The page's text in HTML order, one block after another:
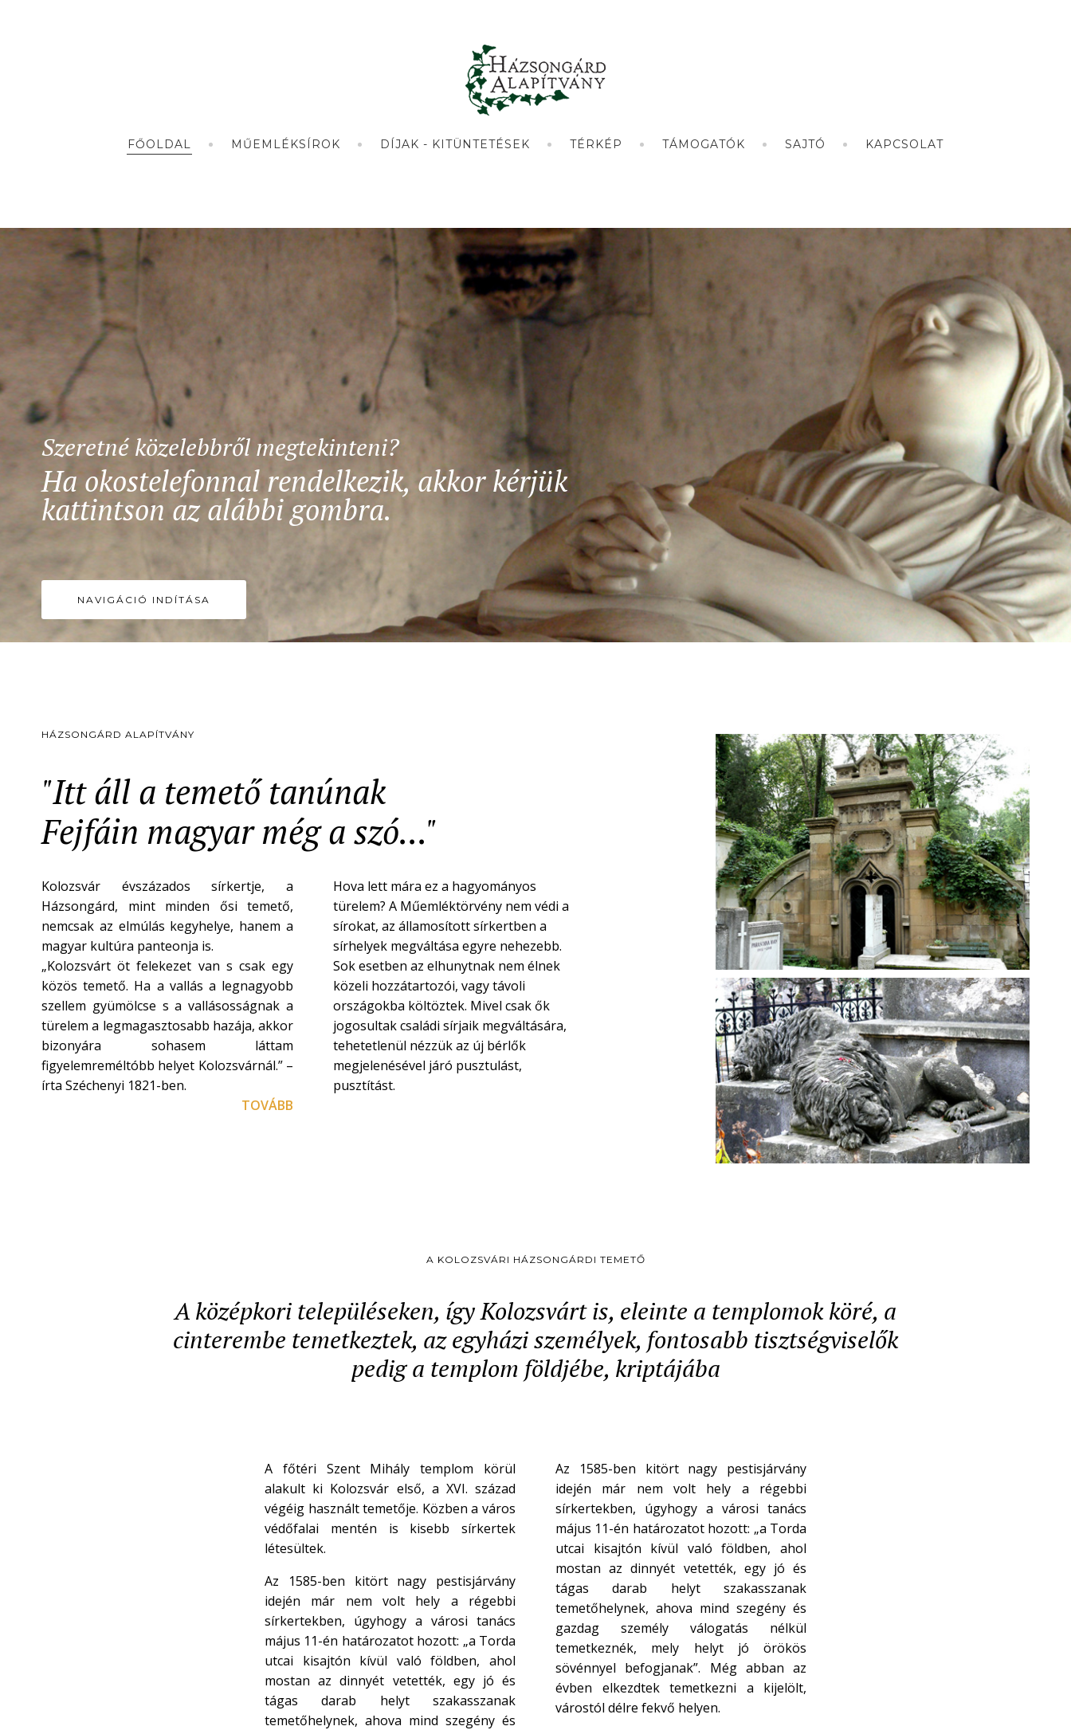
FŐOLDAL MŰEMLÉKSÍROK DÍJAK - KITÜNTETÉSEK TÉRKÉP TÁMOGATÓK SAJTÓ KAPCSOLAT
Szeretné közelebbről megtekinteni?
Ha okostelefonnal rendelkezik, akkor kérjük
kattintson az alábbi gombra.
NAVIGÁCIÓ INDÍTÁSA
HÁZSONGÁRD ALAPÍTVÁNY
"Itt áll a temető tanúnak
Fejfáin magyar még a szó..."
Kolozsvár évszázados sírkertje, a
Házsongárd, mint minden ősi temető,
nemcsak az elmúlás kegyhelye, hanem a
magyar kultúra panteonja is.
„Kolozsvárt öt felekezet van s csak egy
közös temető. Ha a vallás a legnagyobb
szellem gyümölcse s a vallásosságnak a
türelem a legmagasztosabb hazája, akkor
bizonyára sohasem láttam
figyelemreméltóbb helyet Kolozsvárnál.” –
írta Széchenyi 1821-ben.
Hova lett mára ez a hagyományos
türelem? A Műemléktörvény nem védi a
sírokat, az államosított sírkertben a
sírhelyek megváltása egyre nehezebb.
Sok esetben az elhunytnak nem élnek
közeli hozzátartozói, vagy távoli
országokba költöztek. Mivel csak ők
jogosultak családi sírjaik megváltására,
tehetetlenül nézzük az új bérlők
megjelenésével járó pusztulást,
pusztítást.
TOVÁBB
A KOLOZSVÁRI HÁZSONGÁRDI TEMETŐ
A középkori településeken, így Kolozsvárt is, eleinte a templomok köré, a
cinterembe temetkeztek, az egyházi személyek, fontosabb tisztségviselők
pedig a templom földjébe, kriptájába
A főtéri Szent Mihály templom körül
alakult ki Kolozsvár első, a XVI. század
végéig használt temetője. Közben a város
védőfalai mentén is kisebb sírkertek
létesültek.
Az 1585-ben kitört nagy pestisjárvány
idején már nem volt hely a régebbi
sírkertekben, úgyhogy a városi tanács
május 11-én határozatot hozott: „a Torda
utcai kisajtón kívül való földben, ahol
mostan az dinnyét vetették, egy jó és
tágas darab helyt szakasszanak
temetőhelynek, ahova mind szegény és
Az 1585-ben kitört nagy pestisjárvány
idején már nem volt hely a régebbi
sírkertekben, úgyhogy a városi tanács
május 11-én határozatot hozott: „a Torda
utcai kisajtón kívül való földben, ahol
mostan az dinnyét vetették, egy jó és
tágas darab helyt szakasszanak
temetőhelynek, ahova mind szegény és
gazdag személy válogatás nélkül
temetkeznék, mely helyt jó örökös
sövénnyel befogjanak”. Még abban az
évben elkezdtek temetkezni a kijelölt,
várostól délre fekvő helyen.